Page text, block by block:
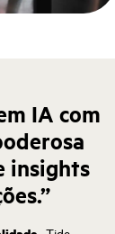
IA com
insights